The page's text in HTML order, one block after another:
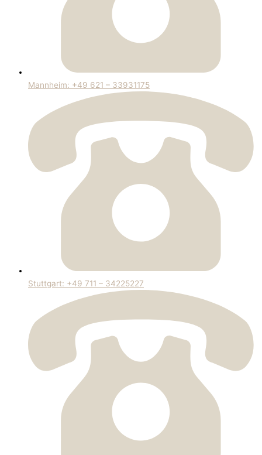
Mannheim: +49 621 – 33931175
Stuttgart: +49 711 – 34225227